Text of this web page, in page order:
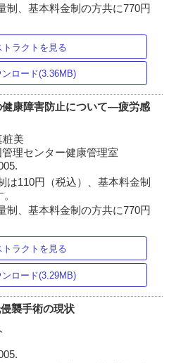
制、基本料金制の方共に770円
トラクトを見る
ロード(3.36MB)
康障害防止について―疲労感
粧美
理センター健康管理室
は110円（税込）、基本料金制
制、基本料金制の方共に770円
トラクトを見る
ロード(3.29MB)
襲手術の現状